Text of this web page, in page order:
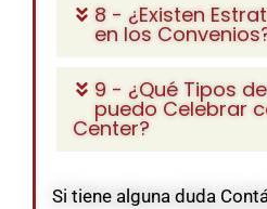
8 - ¿Existen
en los
9 - ¿Qué Tipos
puedo Celebrar
Center?
Si tiene alguna duda